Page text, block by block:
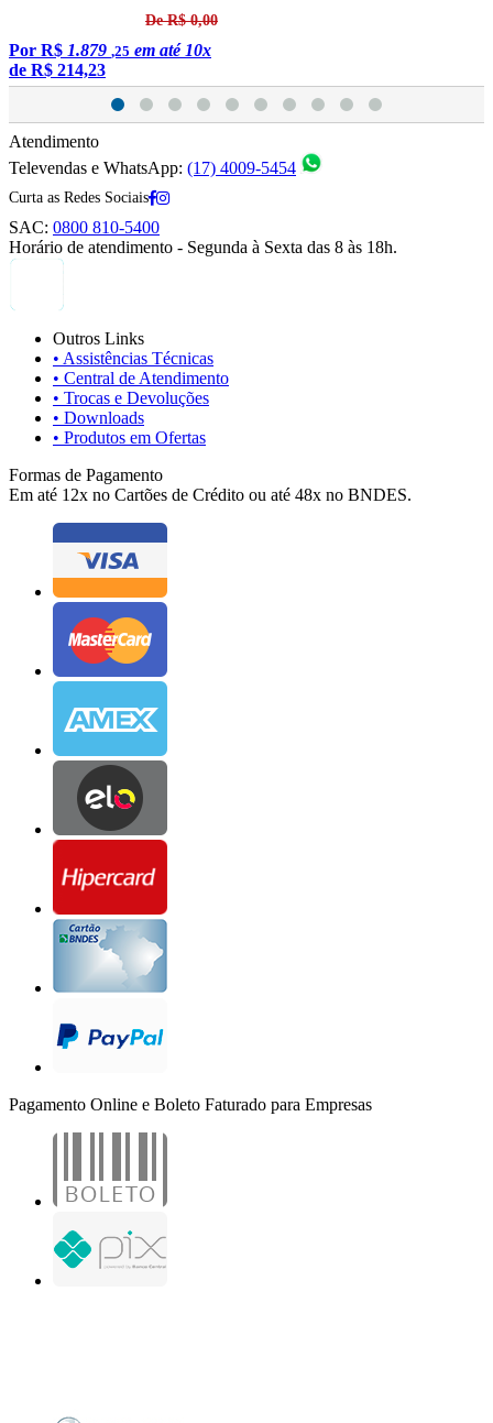
De R$ 0,00
Por R$ 1.879 ,25 em até 10x
de R$ 214,23
Atendimento
Televendas e WhatsApp: (17) 4009-5454
Curta as Redes Sociais
SAC: 0800 810-5400
Horário de atendimento - Segunda à Sexta das 8 às 18h.
Outros Links
• Assistências Técnicas
• Central de Atendimento
• Trocas e Devoluções
• Downloads
• Produtos em Ofertas
Formas de Pagamento
Em até 12x no Cartões de Crédito ou até 48x no BNDES.
Pagamento Online e Boleto Faturado para Empresas